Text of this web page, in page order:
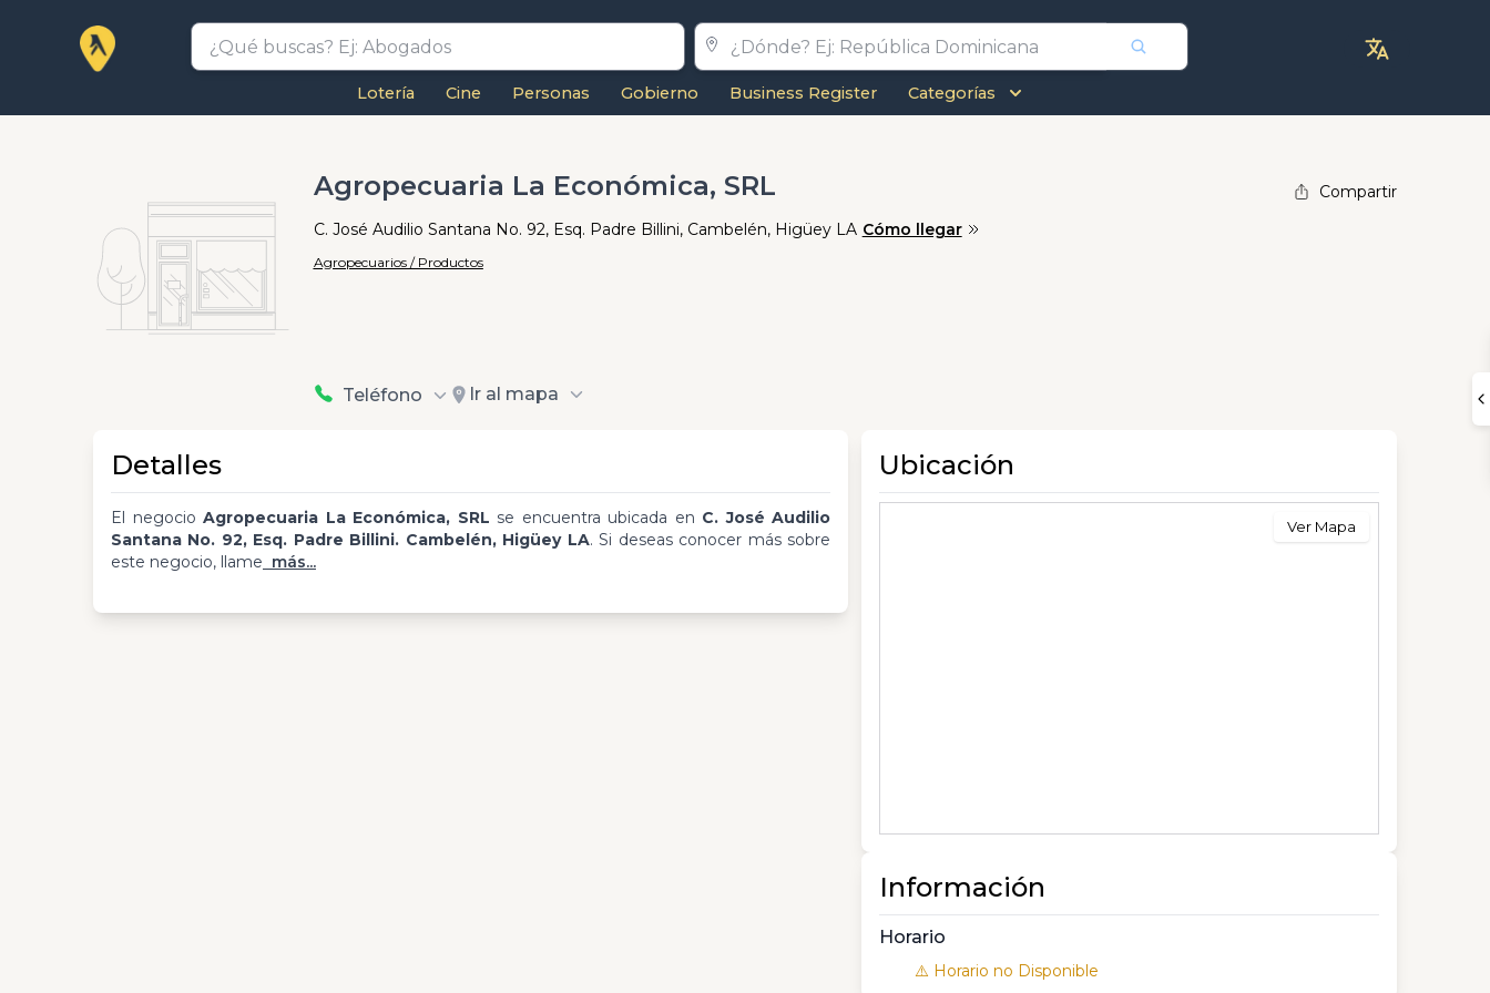
Lotería Cine Personas Gobierno Business Register Categorías
Agropecuaria La Económica, SRL
C. José Audilio Santana No. 92, Esq. Padre Billini, Cambelén, Higüey LA Cómo llegar
Agropecuarios / Productos
Teléfono Ir al mapa
Compartir
Detalles
El negocio Agropecuaria La Económica, SRL se encuentra ubicada en C. José Audilio
Santana No. 92, Esq. Padre Billini. Cambelén, Higüey LA. Si deseas conocer más sobre
este negocio, llame más...
Ubicación
Ver Mapa
Información
Horario
⚠️ Horario no Disponible